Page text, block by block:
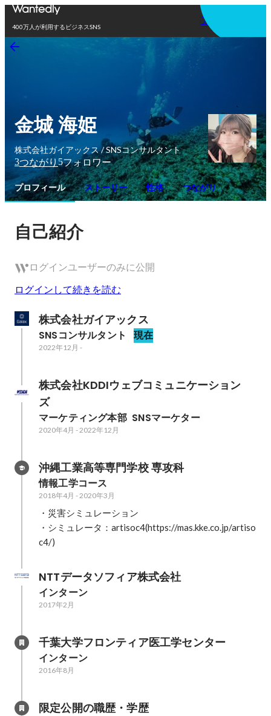
400万人が利用するビジネスSNS
アプリを使う
金城 海姫
株式会社ガイアックス / SNSコンサルタント
3つながり5フォロワー
プロフィール ストーリー 性格 つながり
自己紹介
ログインユーザーのみに公開
ログインして続きを読む
株式会社ガイアックス
SNSコンサルタント 現在
2022年12月 -
株式会社KDDIウェブコミュニケーション
ズ
マーケティング本部  SNSマーケター
2020年4月 -2022年12月
沖縄工業高等専門学校 専攻科
情報工学コース
2018年4月 -2020年3月
・災害シミュレーション
・シミュレータ：artisoc4(https://mas.kke.co.jp/artiso
c4/)
NTTデータソフィア株式会社
インターン
2017年2月
千葉大学フロンティア医工学センター
インターン
2016年8月
限定公開の職歴・学歴